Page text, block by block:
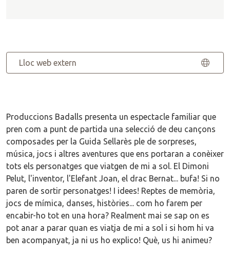
Lloc web extern
Produccions Badalls presenta un espectacle familiar que
pren com a punt de partida una selecció de deu cançons
composades per la Guida Sellarès ple de sorpreses,
música, jocs i altres aventures que ens portaran a conèixer
tots els personatges que viatgen de mi a sol. El Dimoni
Pelut, l'inventor, l'Elefant Joan, el drac Bernat... bufa! Si no
paren de sortir personatges! I idees! Reptes de memòria,
jocs de mímica, danses, històries... com ho farem per
encabir-ho tot en una hora? Realment mai se sap on es
pot anar a parar quan es viatja de mi a sol i si hom hi va
ben acompanyat, ja ni us ho explico! Què, us hi animeu?